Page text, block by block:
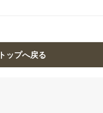
ップへ戻る